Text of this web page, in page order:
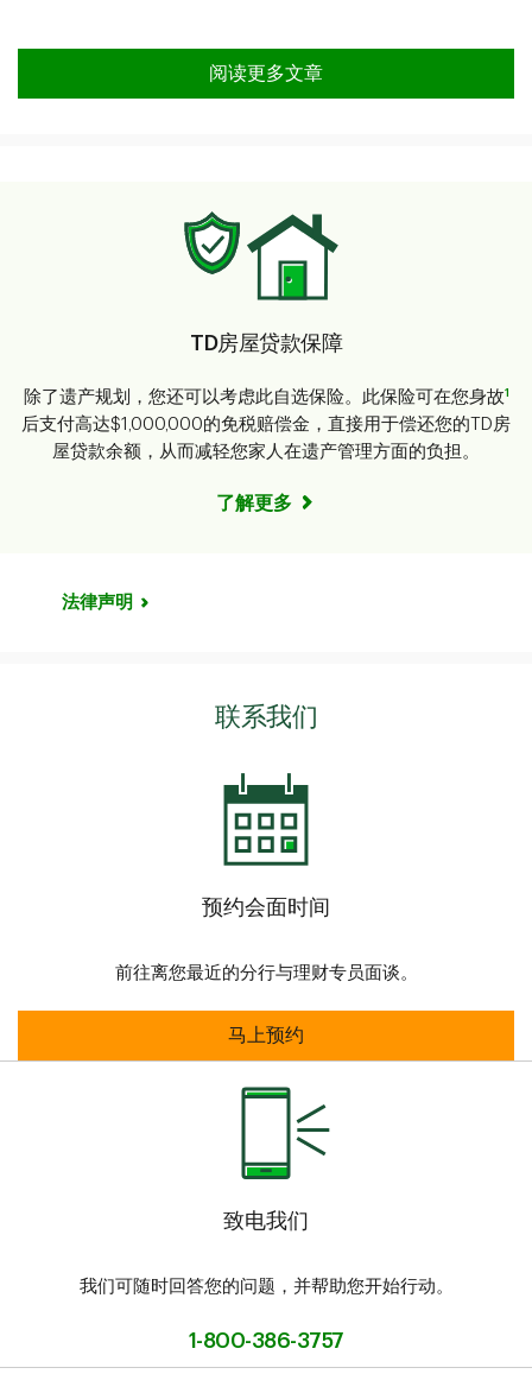
阅读更多文章
TD房屋贷款保障
除了遗产规划，您还可以考虑此自选保险。此保险可在您身故1
后支付高达$1,000,000的免税赔偿金，直接用于偿还您的TD房
屋贷款余额，从而减轻您家人在遗产管理方面的负担。
了解更多
法律声明
联系我们
预约会面时间
前往离您最近的分行与理财专员面谈。
马上预约
致电我们
我们可随时回答您的问题，并帮助您开始行动。
1-800-386-3757